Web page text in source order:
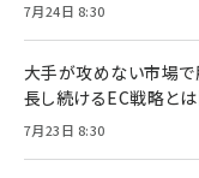
7月24日 8:30
大手が攻めない市場で
長し続けるEC戦略とは
7月23日 8:30